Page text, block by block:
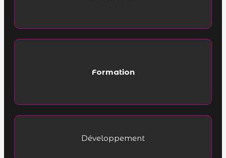
Formation
Développement